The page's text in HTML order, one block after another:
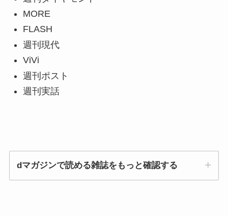
MORE
FLASH
週刊現代
ViVi
週刊ポスト
週刊実話
dマガジンで読める雑誌をもっと確認する